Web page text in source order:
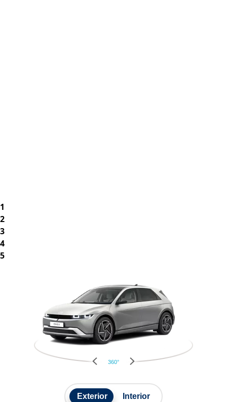
1
2
3
4
5
360°
Exterior Interior